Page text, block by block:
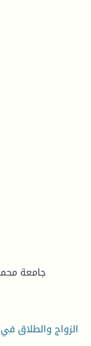
جامعة
الزواج والطلاق